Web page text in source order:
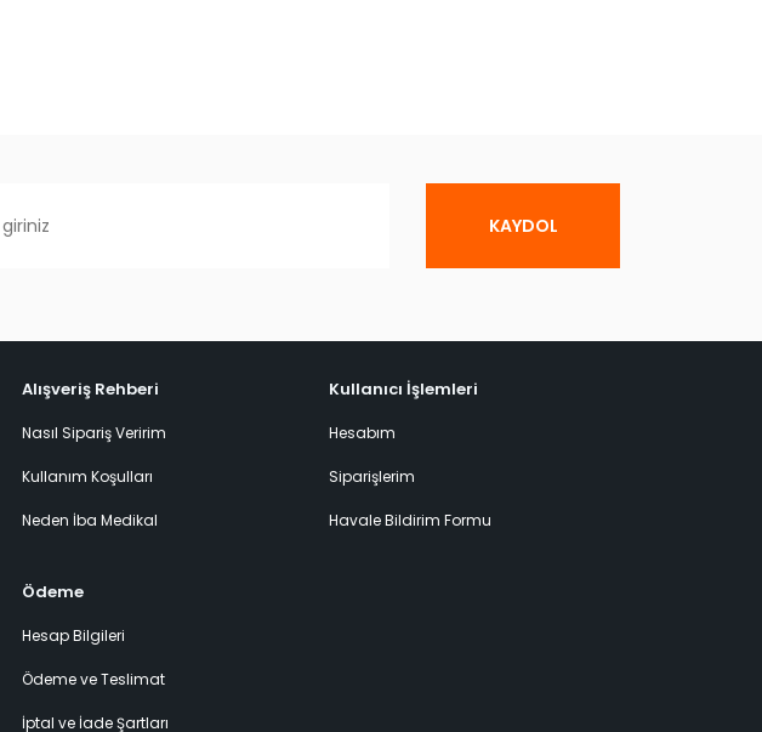
KAYDOL
Alışveriş Rehberi
Nasıl Sipariş Veririm
Kullanım Koşulları
Neden İba Medikal
Ödeme
Hesap Bilgileri
Ödeme ve Teslimat
İptal ve İade Şartları
Kullanıcı İşlemleri
Hesabım
Siparişlerim
Havale Bildirim Formu